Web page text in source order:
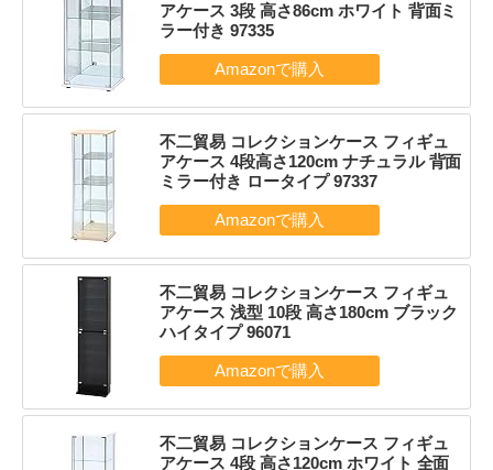
アケース 3段 高さ86cm ホワイト 背面ミ
ラー付き 97335
不二貿易 コレクションケース フィギュ
アケース 4段高さ120cm ナチュラル 背面
ミラー付き ロータイプ 97337
不二貿易 コレクションケース フィギュ
アケース 浅型 10段 高さ180cm ブラック
ハイタイプ 96071
不二貿易 コレクションケース フィギュ
アケース 4段 高さ120cm ホワイト 全面